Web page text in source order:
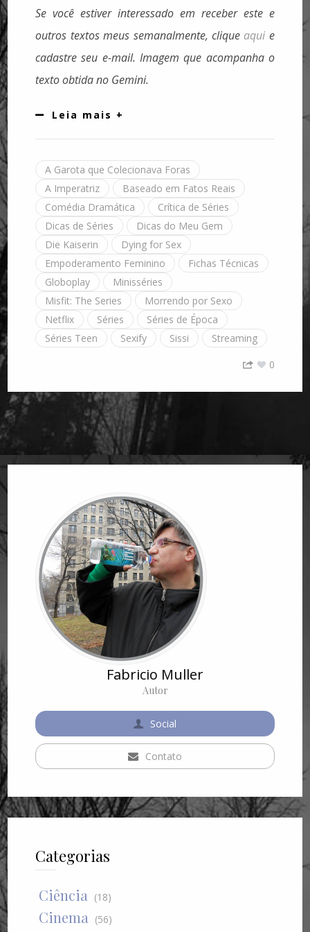
Se você estiver interessado em receber este e
outros textos meus semanalmente, clique aqui e
cadastre seu e-mail. Imagem que acompanha o
texto obtida no Gemini.
Leia mais +
A Garota que Colecionava Foras
A Imperatriz
Baseado em Fatos Reais
Comédia Dramática
Crítica de Séries
Dicas de Séries
Dicas do Meu Gem
Die Kaiserin
Dying for Sex
Empoderamento Feminino
Fichas Técnicas
Globoplay
Minisséries
Misfit: The Series
Morrendo por Sexo
Netflix
Séries
Séries de Época
Séries Teen
Sexify Sissi
Streaming
0
Fabricio Muller
Autor
Social
Contato
Categorias
Ciência (18)
Cinema (56)